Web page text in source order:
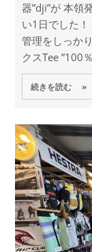
器”dji”が 本領
い1日でした
管理をしっか
クスTee ”100
続きを読む »